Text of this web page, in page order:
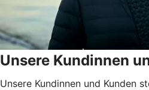
Unsere Kundinnen
Unsere Kundinnen und Kunden